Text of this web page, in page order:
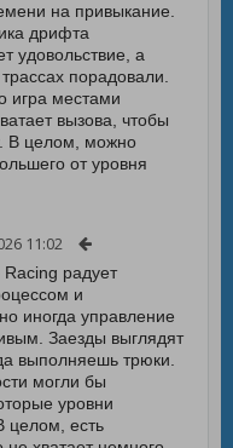
на привыкание.
дрифта
удовольствие, а
порадовали.
игра местами
вызова, чтобы
В целом, можно
от уровня
11:02
Racing радует
и
иногда управление
Заезды выглядят
выполняешь трюки.
могли бы
уровни
целом, есть